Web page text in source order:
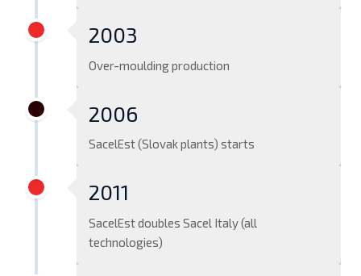
2003
Over-moulding production
2006
SacelEst (Slovak plants) starts
2011
SacelEst doubles Sacel Italy (all
technologies)